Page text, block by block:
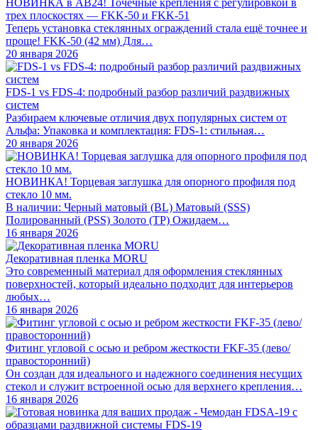
НОВИНКА в АВ24! Точечные крепления с регулировкой в
трех плоскостях — FKK-50 и FKK-51
Теперь установка стеклянных ограждений стала ещё точнее и
проще! FKK-50 (42 мм) Для…
20 января 2026
FDS-1 vs FDS-4: подробный разбор различий раздвижных
систем
Разбираем ключевые отличия двух популярных систем от
Альфа: Упаковка и комплектация: FDS-1: стильная…
20 января 2026
НОВИНКА! Торцевая заглушка для опорного профиля под
стекло 10 мм.
В наличии: Черный матовый (BL) Матовый (SSS)
Полированный (PSS) Золото (TP) Ожидаем…
16 января 2026
Декоративная пленка MORU
Это современный материал для оформления стеклянных
поверхностей, который идеально подходит для интерьеров
любых…
16 января 2026
Фитинг угловой с осью и ребром жесткости FKF-35 (лево/
правосторонний)
Он создан для идеального и надежного соединения несущих
стекол и служит встроенной осью для верхнего крепления…
16 января 2026